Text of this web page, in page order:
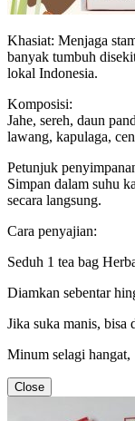
Khasiat: Menjaga
banyak tumbuh
lokal Indonesia.
Komposisi:
Jahe, sereh, daun
lawang, kapulaga,
Petunjuk
Simpan dalam suhu
secara langsung.
Cara penyajian:
Seduh 1 tea bag
Diamkan sebentar
Jika suka manis, bisa
Minum selagi hangat,
Close